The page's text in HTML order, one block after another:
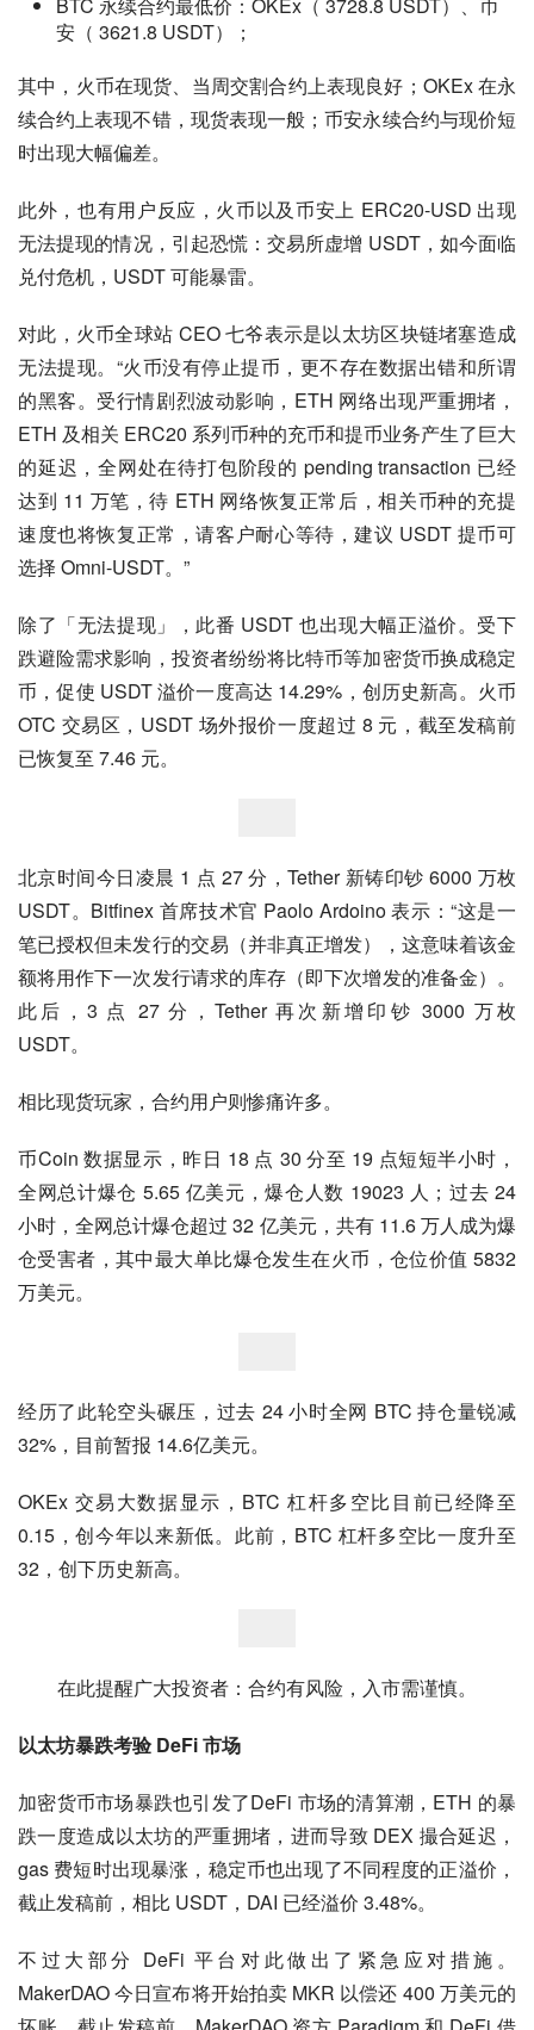
安（ 3621.8 USDT）；
其中，火币在现货、当周交割合约上表现良好；OKEx 在永
续合约上表现不错，现货表现一般；币安永续合约与现价短
时出现大幅偏差。
此外，也有用户反应，火币以及币安上 ERC20-USD 出现
无法提现的情况，引起恐慌：交易所虚增 USDT，如今面临
兑付危机，USDT 可能暴雷。
对此，火币全球站 CEO 七爷表示是以太坊区块链堵塞造成
无法提现。“火币没有停止提币，更不存在数据出错和所谓
的黑客。受行情剧烈波动影响，ETH 网络出现严重拥堵，
ETH 及相关 ERC20 系列币种的充币和提币业务产生了巨大
的延迟，全网处在待打包阶段的 pending transaction 已经
达到 11 万笔，待 ETH 网络恢复正常后，相关币种的充提
速度也将恢复正常，请客户耐心等待，建议 USDT 提币可
选择 Omni-USDT。”
除了「无法提现」，此番 USDT 也出现大幅正溢价。受下
跌避险需求影响，投资者纷纷将比特币等加密货币换成稳定
币，促使 USDT 溢价一度高达 14.29%，创历史新高。火币
OTC 交易区，USDT 场外报价一度超过 8 元，截至发稿前
已恢复至 7.46 元。
北京时间今日凌晨 1 点 27 分，Tether 新铸印钞 6000 万枚
USDT。Bitfinex 首席技术官 Paolo Ardoino 表示：“这是一
笔已授权但未发行的交易（并非真正增发），这意味着该金
额将用作下一次发行请求的库存（即下次增发的准备金）。
此后，3 点 27 分，Tether 再次新增印钞 3000 万枚
USDT。
相比现货玩家，合约用户则惨痛许多。
币Coin 数据显示，昨日 18 点 30 分至 19 点短短半小时，
全网总计爆仓 5.65 亿美元，爆仓人数 19023 人；过去 24
小时，全网总计爆仓超过 32 亿美元，共有 11.6 万人成为爆
仓受害者，其中最大单比爆仓发生在火币，仓位价值 5832
万美元。
经历了此轮空头碾压，过去 24 小时全网 BTC 持仓量锐减
32%，目前暂报 14.6亿美元。
OKEx 交易大数据显示，BTC 杠杆多空比目前已经降至
0.15，创今年以来新低。此前，BTC 杠杆多空比一度升至
32，创下历史新高。
在此提醒广大投资者：合约有风险，入市需谨慎。
以太坊暴跌考验 DeFi 市场
加密货币市场暴跌也引发了DeFi 市场的清算潮，ETH 的暴
跌一度造成以太坊的严重拥堵，进而导致 DEX 撮合延迟，
gas 费短时出现暴涨，稳定币也出现了不同程度的正溢价，
截止发稿前，相比 USDT，DAI 已经溢价 3.48%。
不过大部分 DeFi 平台对此做出了紧急应对措施。
MakerDAO 今日宣布将开始拍卖 MKR 以偿还 400 万美元的